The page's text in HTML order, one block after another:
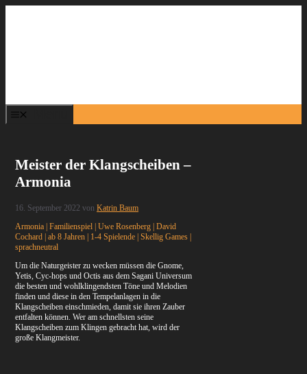
Meister der Klangscheiben –
Armonia
16. September 2022 vonKatrin Baum
Armonia | Familienspiel | Uwe Rosenberg | David
Cochard | ab 8 Jahren | 1-4 Spielende | Skellig Games |
sprachneutral
Um die Naturgeister zu wecken müssen die Gnome,
Yetis, Cyc-hops und Octis aus dem Sagani Universum
die besten und wohlklingendsten Töne und Melodien
finden und diese in den Tempelanlagen in die
Klangscheiben einschmieden, damit sie ihren Zauber
entfalten können. Wer am schnellsten seine
Klangscheiben zum Klingen gebracht hat, wird der
große Klangmeister.